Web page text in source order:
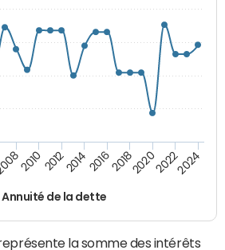
Annuité de la dette
2010 2012201420162018202020222024
la somme des intérêts